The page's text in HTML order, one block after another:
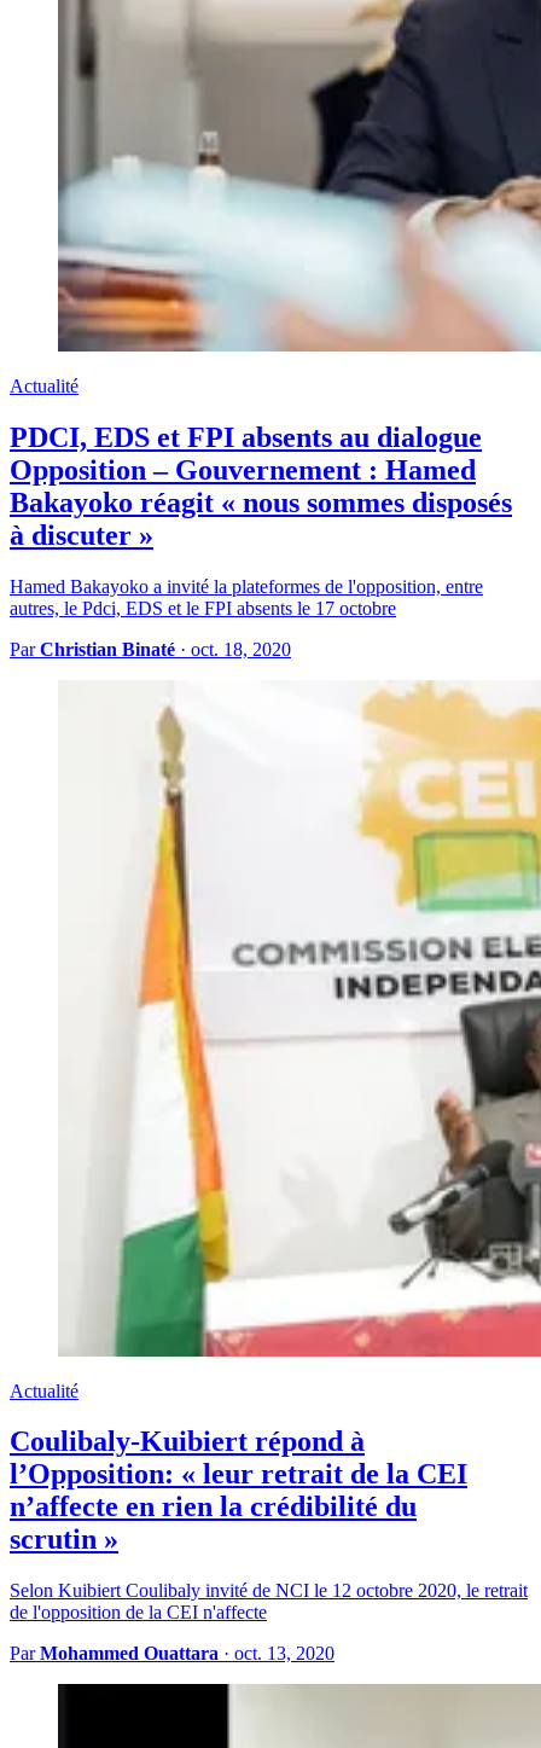
Actualité
PDCI, EDS et FPI absents au dialogue
Opposition – Gouvernement : Hamed
Bakayoko réagit « nous sommes disposés
à discuter »
Hamed Bakayoko a invité la plateformes de l'opposition, entre
autres, le Pdci, EDS et le FPI absents le 17 octobre
ParChristian Binaté · oct. 18, 2020
Actualité
Coulibaly-Kuibiert répond à
l’Opposition: « leur retrait de la CEI
n’affecte en rien la crédibilité du
scrutin »
Selon Kuibiert Coulibaly invité de NCI le 12 octobre 2020, le retrait
de l'opposition de la CEI n'affecte
ParMohammed Ouattara · oct. 13, 2020